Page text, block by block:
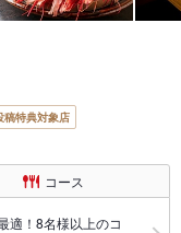
稿特典対象店
コース
適！8名様以上のコ